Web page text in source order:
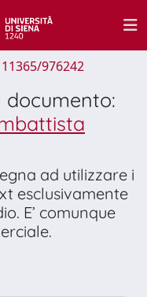
11365/976242
documento:
ad utilizzare i
esclusivamente
E’ comunque